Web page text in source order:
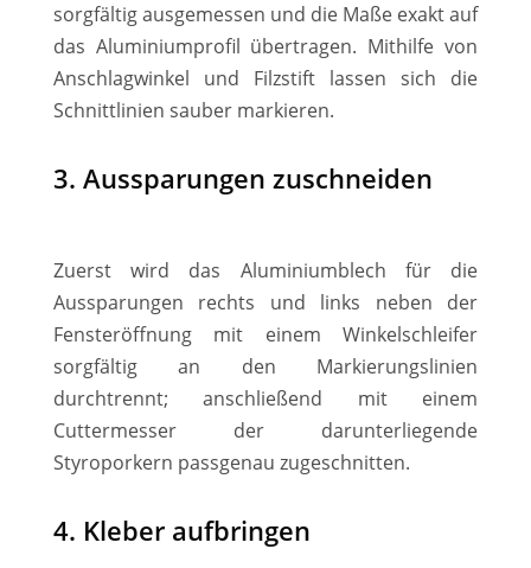
sorgfältig ausgemessen und die Maße exakt auf
das Aluminiumprofil übertragen. Mithilfe von
Anschlagwinkel und Filzstift lassen sich die
Schnittlinien sauber markieren.
3. Aussparungen zuschneiden
Zuerst wird das Aluminiumblech für die
Aussparungen rechts und links neben der
Fensteröffnung mit einem Winkelschleifer
sorgfältig an den Markierungslinien
durchtrennt; anschließend mit einem
Cuttermesser der darunterliegende
Styroporkern passgenau zugeschnitten.
4. Kleber aufbringen